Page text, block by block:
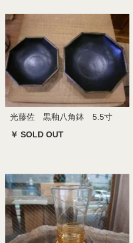
光藤佐 黒釉八角鉢 5.5寸
￥ SOLD OUT